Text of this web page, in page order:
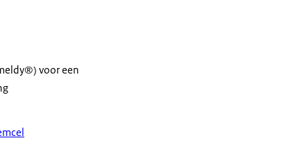
voor een